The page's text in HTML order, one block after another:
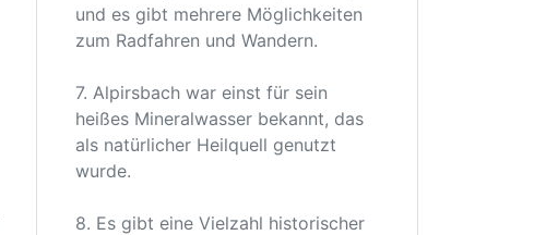
und es gibt mehrere Möglichkeiten
zum Radfahren und Wandern.
7. Alpirsbach war einst für sein
heißes Mineralwasser bekannt, das
als natürlicher Heilquell genutzt
wurde.
8. Es gibt eine Vielzahl historischer